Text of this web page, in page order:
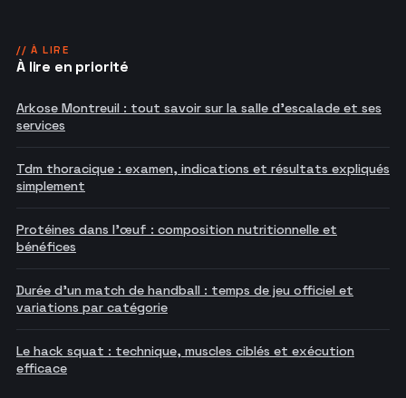
// À LIRE
À lire en priorité
Arkose Montreuil : tout savoir sur la salle d'escalade et ses
services
Tdm thoracique : examen, indications et résultats expliqués
simplement
Protéines dans l'œuf : composition nutritionnelle et
bénéfices
Durée d'un match de handball : temps de jeu officiel et
variations par catégorie
Le hack squat : technique, muscles ciblés et exécution
efficace